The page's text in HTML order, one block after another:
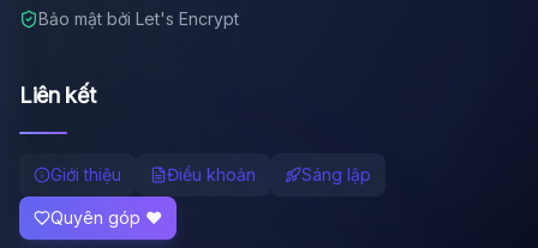
Bảo mật bởi Let's Encrypt
Liên kết
Giới thiệu Điều khoản Sáng lập
Quyên góp ❤️